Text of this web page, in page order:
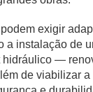
exigir
a instalação de
hidráulico —
de viabilizar